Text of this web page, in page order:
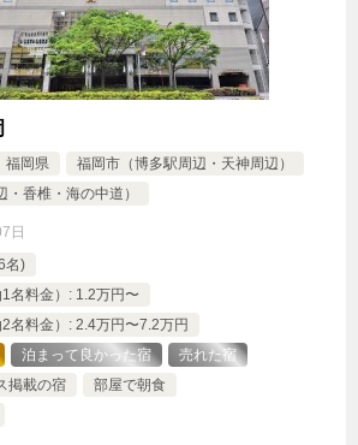
夜食など無料サービスが充実にシ
ルトバー！♪中洲川端駅近く！
ンダードツインルーム
1泊大人1名合計（税込）
6,175円
価格】
福岡県
福岡市（博多駅周辺・天神周辺）
香椎・海の中道）
日
名)
名料金）: 1.2万円〜
名料金）: 2.4万円〜7.2万円
泊まって良かった宿
売れた宿
掲載の宿
部屋で朝食